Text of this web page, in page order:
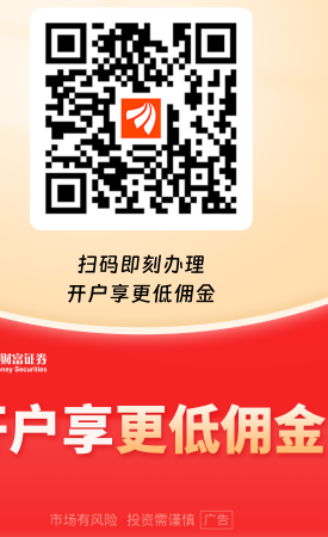
按股份金额(万元) 按股份数量(
变动股数
成交
均价
变动金额
(万)
变动原因
8.71 -0.52
600.00 竞价交易
-3000.00
竞价交易
-2.00万 13.38 -26.76 竞价交易